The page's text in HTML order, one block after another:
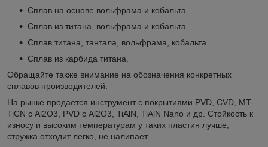
Сплав на основе вольфрама и кобальта.
Сплав из титана, вольфрама и кобальта.
Сплав титана, тантала, вольфрама, кобальта.
Сплав из карбида титана.
Обращайте также внимание на обозначения конкретных
сплавов производителей.
На рынке продается инструмент с покрытиями PVD, CVD, MT-
TiCN с Al2O3 , PVD с Al2O3 , TiAlN, TiAlN Nano и др. Стойкость к
износу и высоким температурам у таких пластин лучше,
стружка отходит легко, не налипает.